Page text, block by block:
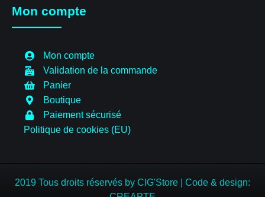
Mon compte
Mon compte
Validation de la commande
Panier
Boutique
Paiement sécurisé
Politique de cookies (EU)
2019 Tous droits réservés by CIG'Store
Code & design: